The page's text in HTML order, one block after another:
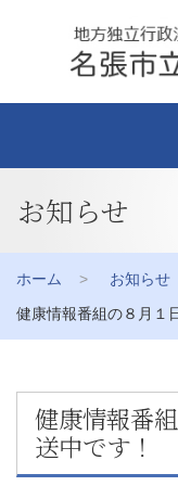
お知らせ
ホーム
お知らせ
健康情報番組の８月１
健康情報番
送中です！